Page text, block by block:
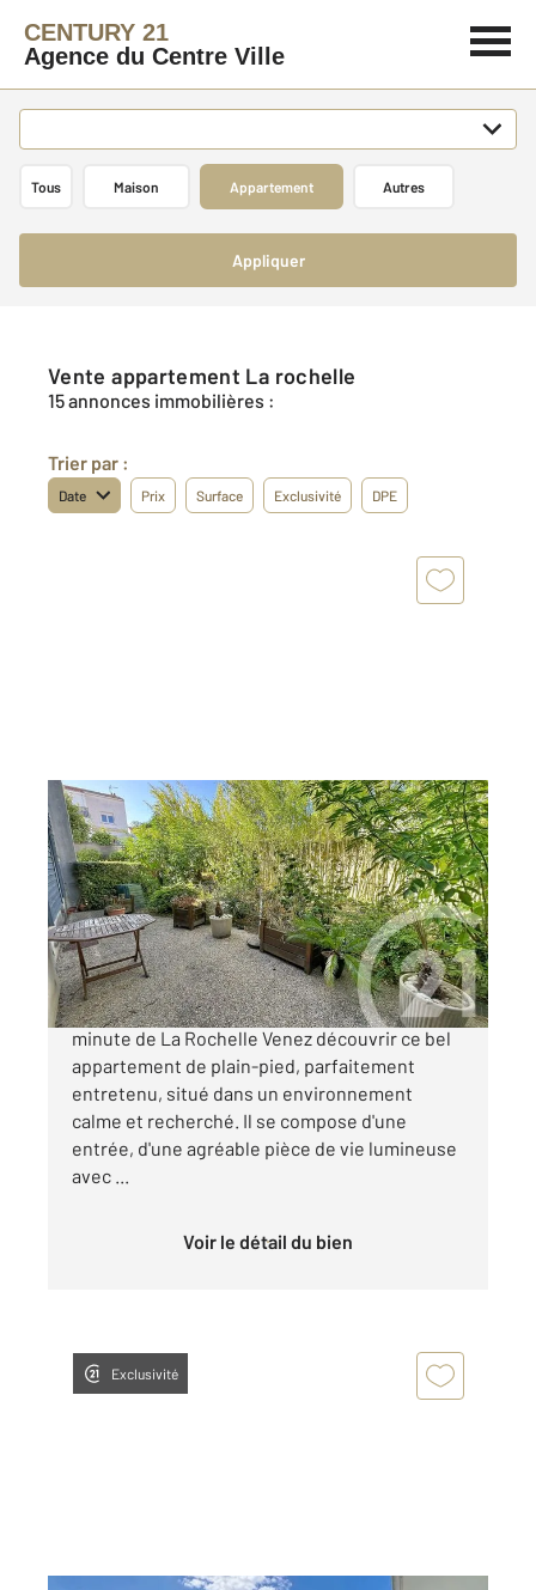
CENTURY 21
Agence du Centre Ville
Tous Maison Appartement Autres
Appliquer
Vente appartement La rochelle
15 annonces immobilières :
Trier par :
Date Prix Surface Exclusivité DPE
LA ROCHELLE 17
52,30 m2, 3 pièces
Ref : 22385
Appartement F3 à vendre
250 000 €
LAGORD Quartier Vendôme, à seulement 1
minute de La Rochelle Venez découvrir ce bel
appartement de plain-pied, parfaitement
entretenu, situé dans un environnement
calme et recherché. Il se compose d'une
entrée, d'une agréable pièce de vie lumineuse
avec ...
Voir le détail du bien
Exclusivité